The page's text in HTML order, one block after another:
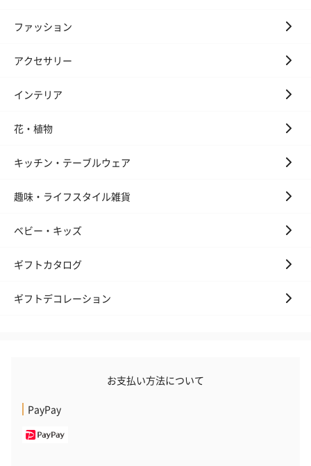
ファッション
アクセサリー
インテリア
花・植物
キッチン・テーブルウェア
趣味・ライフスタイル雑貨
ベビー・キッズ
ギフトカタログ
ギフトデコレーション
お支払い方法について
PayPay